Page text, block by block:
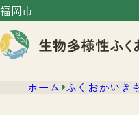
福岡市
ホーム ふくおかいき